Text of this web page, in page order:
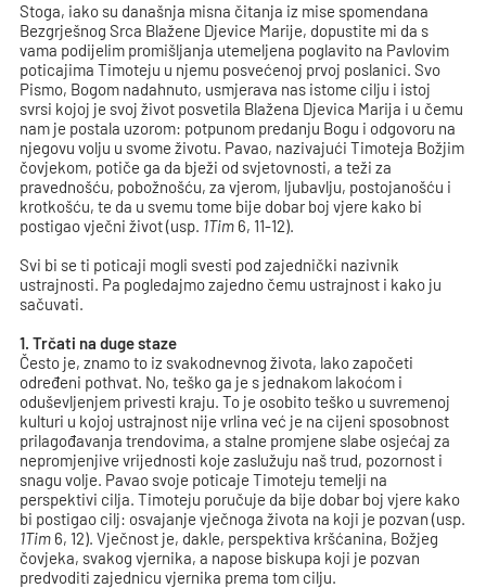
Stoga, iako su današnja misna čitanja iz mise spomendana
Bezgrješnog Srca Blažene Djevice Marije, dopustite mi da s
vama podijelim promišljanja utemeljena poglavito na Pavlovim
poticajima Timoteju u njemu posvećenoj prvoj poslanici. Svo
Pismo, Bogom nadahnuto, usmjerava nas istome cilju i istoj
svrsi kojoj je svoj život posvetila Blažena Djevica Marija i u čemu
nam je postala uzorom: potpunom predanju Bogu i odgovoru na
njegovu volju u svome životu. Pavao, nazivajući Timoteja Božjim
čovjekom, potiče ga da bježi od svjetovnosti, a teži za
pravednošću, pobožnošću, za vjerom, ljubavlju, postojanošću i
krotkošću, te da u svemu tome bije dobar boj vjere kako bi
postigao vječni život (usp. 1Tim 6, 11-12).
Svi bi se ti poticaji mogli svesti pod zajednički nazivnik
ustrajnosti. Pa pogledajmo zajedno čemu ustrajnost i kako ju
sačuvati.
1. Trčati na duge staze
Često je, znamo to iz svakodnevnog života, lako započeti
određeni pothvat. No, teško ga je s jednakom lakoćom i
oduševljenjem privesti kraju. To je osobito teško u suvremenoj
kulturi u kojoj ustrajnost nije vrlina već je na cijeni sposobnost
prilagođavanja trendovima, a stalne promjene slabe osjećaj za
nepromjenjive vrijednosti koje zaslužuju naš trud, pozornost i
snagu volje. Pavao svoje poticaje Timoteju temelji na
perspektivi cilja. Timoteju poručuje da bije dobar boj vjere kako
bi postigao cilj: osvajanje vječnoga života na koji je pozvan (usp.
1Tim 6, 12). Vječnost je, dakle, perspektiva kršćanina, Božjeg
čovjeka, svakog vjernika, a napose biskupa koji je pozvan
predvoditi zajednicu vjernika prema tom cilju.